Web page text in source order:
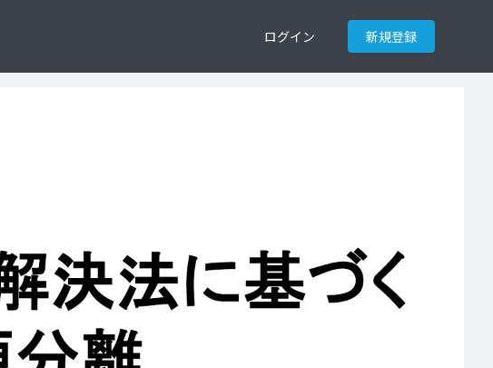
ログイン 新規登録